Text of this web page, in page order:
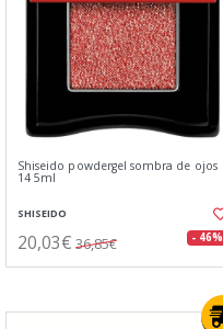
Shiseido powdergel sombra de ojos
14 5ml
SHISEIDO
20,03€ 36,85€ - 46%